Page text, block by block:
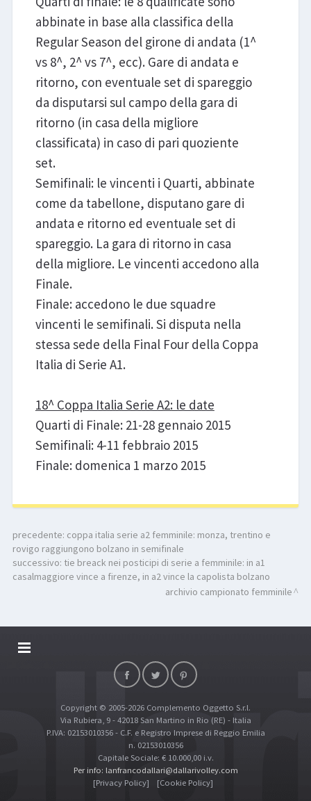
abbinate in base alla classifica della
Regular Season del girone di andata (1^
vs 8^, 2^ vs 7^, ecc). Gare di andata e
ritorno, con eventuale set di spareggio
da disputarsi sul campo della gara di
ritorno (in casa della migliore
classificata) in caso di pari quoziente
set.
Semifinali: le vincenti i Quarti, abbinate
come da tabellone, disputano gare di
andata e ritorno ed eventuale set di
spareggio. La gara di ritorno in casa
della migliore. Le vincenti accedono alla
Finale.
Finale: accedono le due squadre
vincenti le semifinali. Si disputa nella
stessa sede della Final Four della Coppa
Italia di Serie A1.
18^ Coppa Italia Serie A2: le date
Quarti di Finale: 21-28 gennaio 2015
Semifinali: 4-11 febbraio 2015
Finale: domenica 1 marzo 2015
precedente: coppa italia serie a2 femminile: monza, trentino e
rovigo raggiungono bolzano in semifinale
successivo: tie breack nei posticipi di serie a femminile: in a1
casalmaggiore vince a firenze, in a2 vince la capolista bolzano
archivio campionato femminile
DALLARIVOLLEY SOSTIENE
TOP RICERCHE
SITE MAP
Copyright © 2005-2026 Complemento Oggetto S.r.l.
Via Rubiera, 9 - 42018 San Martino in Rio (RE) - Italia
P.IVA: 02153010356 - C.F. e Registro Imprese di Reggio Emilia
n. 02153010356
Capitale Sociale: € 10.000,00 i.v.
Per info: lanfrancodallari@dallarivolley.com
[Privacy Policy]
[Cookie Policy]